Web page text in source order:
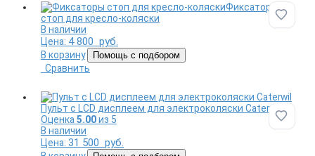
Фиксаторы
стоп для кресло-коляски
В наличии
Цена: 4 800 руб.
В корзину Помощь с подбором
Сравнить
Пульт с LCD дисплеем для электроколяски Caterwil
Оценка 5.00из 5
В наличии
Цена: 31 500 руб.